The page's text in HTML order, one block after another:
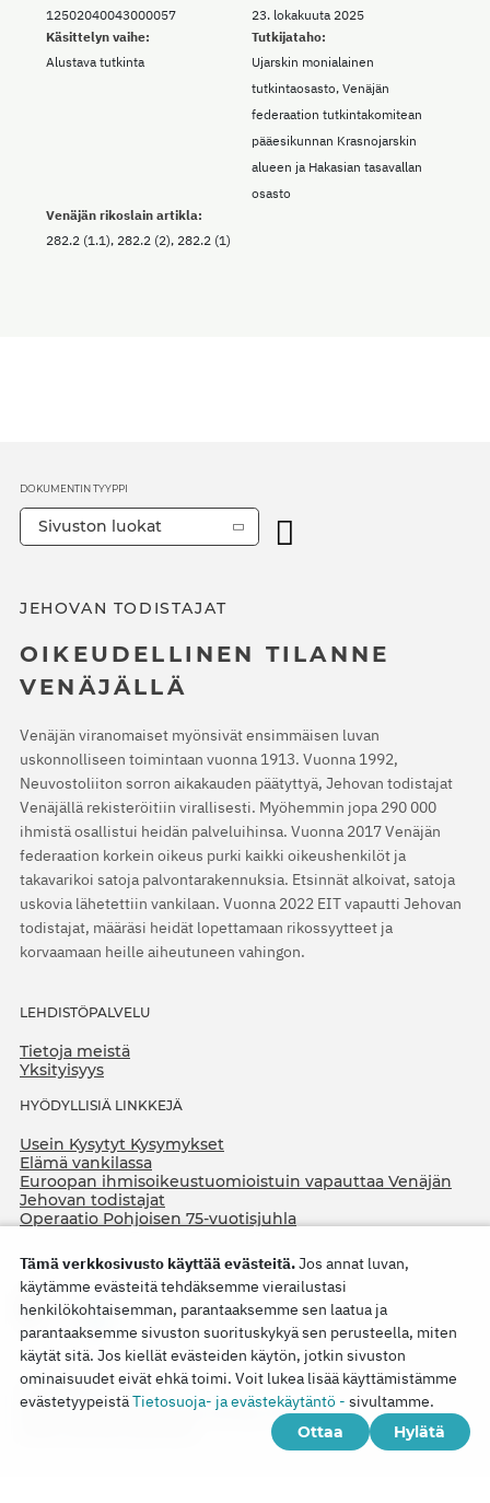
12502040043000057
23. lokakuuta 2025
Käsittelyn vaihe:
Alustava tutkinta
Tutkijataho:
Ujarskin monialainen
tutkintaosasto, Venäjän
federaation tutkintakomitean
pääesikunnan Krasnojarskin
alueen ja Hakasian tasavallan
osasto
Venäjän rikoslain artikla:
282.2 (1.1), 282.2 (2), 282.2 (1)
JEHOVAN TODISTAJAT
OIKEUDELLINEN TILANNE
VENÄJÄLLÄ
Venäjän viranomaiset myönsivät ensimmäisen luvan
uskonnolliseen toimintaan vuonna 1913. Vuonna 1992,
Neuvostoliiton sorron aikakauden päätyttyä, Jehovan todistajat
Venäjällä rekisteröitiin virallisesti. Myöhemmin jopa 290 000
ihmistä osallistui heidän palveluihinsa. Vuonna 2017 Venäjän
federaation korkein oikeus purki kaikki oikeushenkilöt ja
takavarikoi satoja palvontarakennuksia. Etsinnät alkoivat, satoja
uskovia lähetettiin vankilaan. Vuonna 2022 EIT vapautti Jehovan
todistajat, määräsi heidät lopettamaan rikossyytteet ja
korvaamaan heille aiheutuneen vahingon.
LEHDISTÖPALVELU
Tietoja meistä
Yksityisyys
HYÖDYLLISIÄ LINKKEJÄ
Usein Kysytyt Kysymykset
Elämä vankilassa
Euroopan ihmisoikeustuomioistuin vapauttaa Venäjän
Jehovan todistajat
Operaatio Pohjoisen 75-vuotisjuhla
DOKUMENTIN TYYPPI
Sivuston luokat
Copyright © 2026
Watch Tower Bible and Tract Society of Korea.
Tämä verkkosivusto käyttää evästeitä.Jos annat luvan,
käytämme evästeitä tehdäksemme vierailustasi
henkilökohtaisemman, parantaaksemme sen laatua ja
parantaaksemme sivuston suorituskykyä sen perusteella, miten
käytät sitä. Jos kiellät evästeiden käytön, jotkin sivuston
ominaisuudet eivät ehkä toimi. Voit lukea lisää käyttämistämme
evästetyypeistäTietosuoja- ja evästekäytäntö - sivultamme.
Ottaa
Hylätä